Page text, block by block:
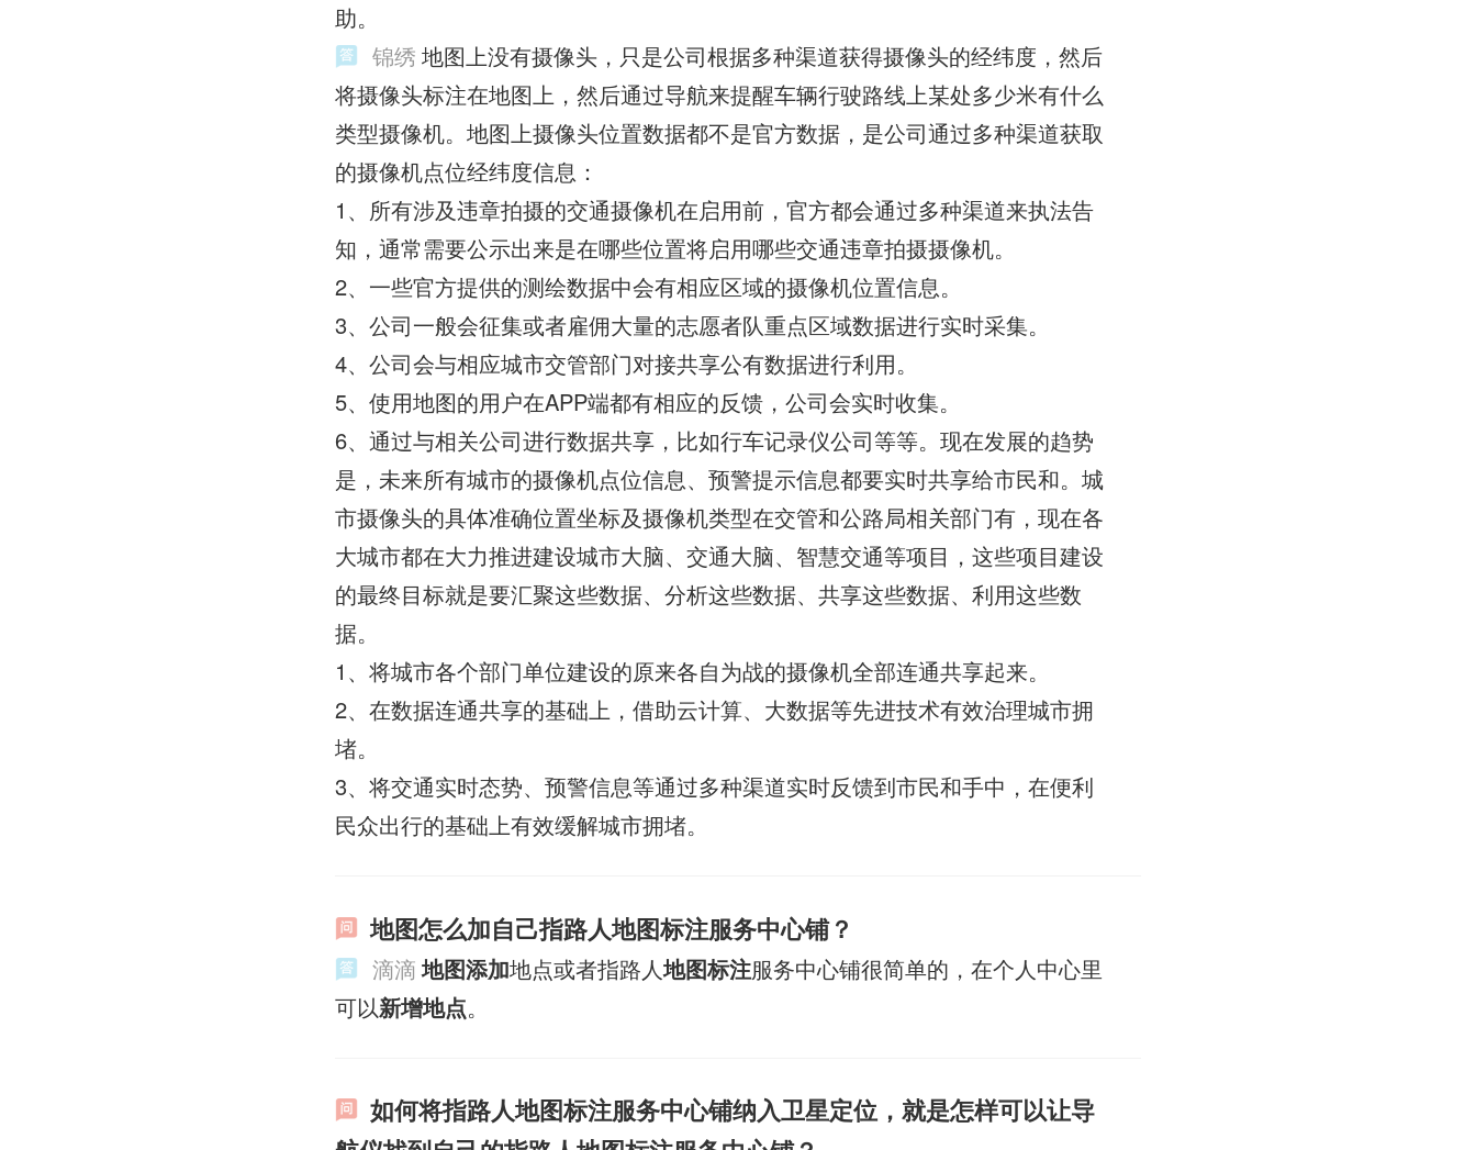
助。
锦绣 地图上没有摄像头，只是公司根据多种渠道获得摄像头的经纬度，然后
将摄像头标注在地图上，然后通过导航来提醒车辆行驶路线上某处多少米有什么
类型摄像机。地图上摄像头位置数据都不是官方数据，是公司通过多种渠道获取
的摄像机点位经纬度信息：
1、所有涉及违章拍摄的交通摄像机在启用前，官方都会通过多种渠道来执法告
知，通常需要公示出来是在哪些位置将启用哪些交通违章拍摄摄像机。
2、一些官方提供的测绘数据中会有相应区域的摄像机位置信息。
3、公司一般会征集或者雇佣大量的志愿者队重点区域数据进行实时采集。
4、公司会与相应城市交管部门对接共享公有数据进行利用。
5、使用地图的用户在APP端都有相应的反馈，公司会实时收集。
6、通过与相关公司进行数据共享，比如行车记录仪公司等等。现在发展的趋势
是，未来所有城市的摄像机点位信息、预警提示信息都要实时共享给市民和。城
市摄像头的具体准确位置坐标及摄像机类型在交管和公路局相关部门有，现在各
大城市都在大力推进建设城市大脑、交通大脑、智慧交通等项目，这些项目建设
的最终目标就是要汇聚这些数据、分析这些数据、共享这些数据、利用这些数
据。
1、将城市各个部门单位建设的原来各自为战的摄像机全部连通共享起来。
2、在数据连通共享的基础上，借助云计算、大数据等先进技术有效治理城市拥
堵。
3、将交通实时态势、预警信息等通过多种渠道实时反馈到市民和手中，在便利
民众出行的基础上有效缓解城市拥堵。
地图怎么加自己指路人地图标注服务中心铺？
滴滴 地图添加地点或者指路人地图标注服务中心铺很简单的，在个人中心里
可以新增地点。
如何将指路人地图标注服务中心铺纳入卫星定位，就是怎样可以让导